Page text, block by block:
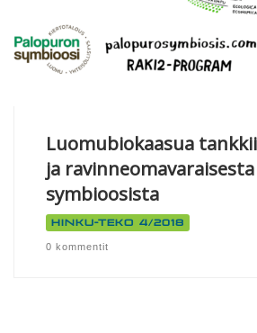
Luomubiokaasua
ja
symbioosista
Hinku-teko 4/2018
0 kommentit